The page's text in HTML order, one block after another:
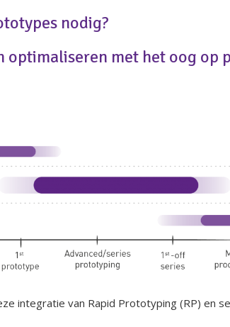
nodig?
optimaliseren met het oog op
integratie van Rapid Prototyping (RP) en